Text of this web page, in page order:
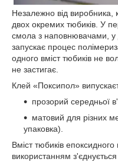
Незалежно від виробника,
двох окремих тюбиків. У
смола з наповнювачами, у
запускає процес
одного вміст тюбиків не
не застигає.
Клей «Поксипол»
прозорий середньої
матовий для різних
упаковка).
Вміст тюбиків
використанням